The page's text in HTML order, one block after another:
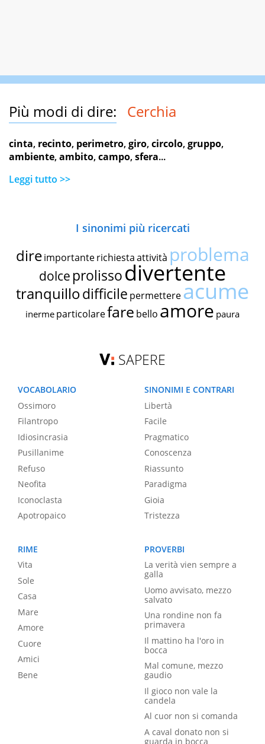
Più modi di dire: Cerchia
cinta, recinto, perimetro,giro,circolo,gruppo,
ambiente,ambito,campo,sfera...
Leggi tutto >>
I sinonimi più ricercati
dire importante richiestaattività problema
dolce prolissodivertente
tranquillodifficile permettereacume
inerme particolarefare bello amore paura
SAPERE
VOCABOLARIO
Ossimoro
Filantropo
Idiosincrasia
Pusillanime
Refuso
Neofita
Iconoclasta
Apotropaico
SINONIMI E CONTRARI
Libertà
Facile
Pragmatico
Conoscenza
Riassunto
Paradigma
Gioia
Tristezza
RIME
Vita
Sole
Casa
Mare
Amore
Cuore
Amici
Bene
PROVERBI
La verità vien sempre a
galla
Uomo avvisato, mezzo
salvato
Una rondine non fa
primavera
Il mattino ha l'oro in
bocca
Mal comune, mezzo
gaudio
Il gioco non vale la
candela
Al cuor non si comanda
A caval donato non si
guarda in bocca